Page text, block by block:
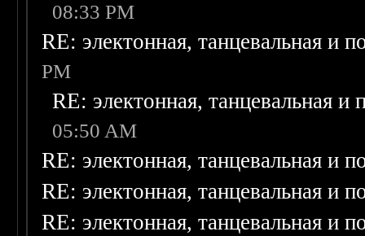
08:33 PM
RE: электонная, танцевальная и
PM
RE: электонная, танцевальная и
05:50 AM
RE: электонная, танцевальная и
RE: электонная, танцевальная и
RE: электонная, танцевальная и